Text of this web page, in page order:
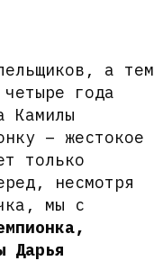
а тем
года
Камилы
– жестокое
только
несмотря
мы с
Дарья